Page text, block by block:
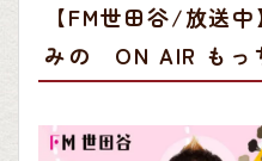
【FM世田谷/放送
みの ON AIR もっ